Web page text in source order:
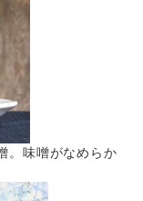
。味噌がなめらか